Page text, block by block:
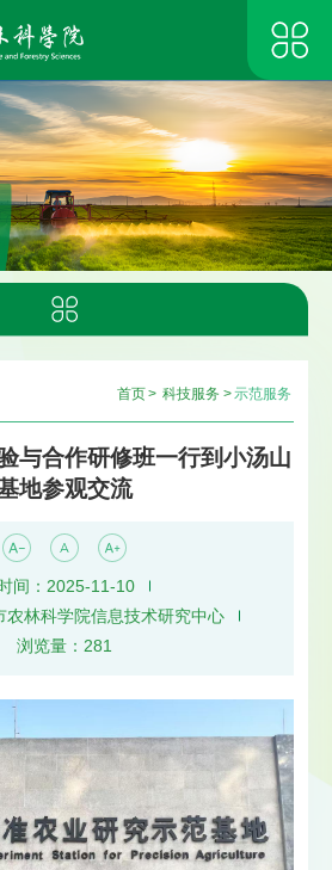
首页> 科技服务 >示范服务
与合作研修班一行到小汤山
地参观交流
间：2025-11-10
农林科学院信息技术研究中心
浏览量： 281